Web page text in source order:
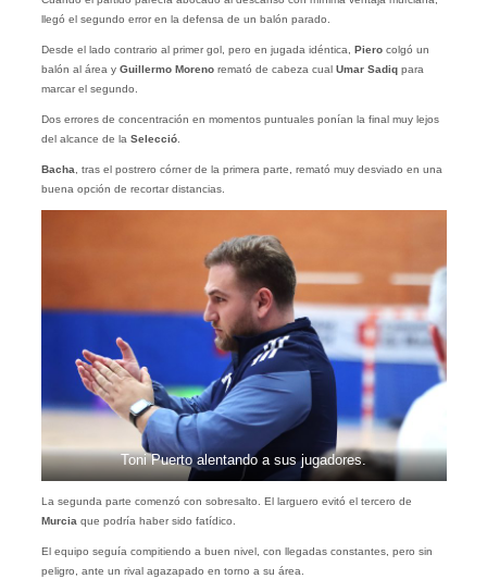
llegó el segundo error en la defensa de un balón parado.
Desde el lado contrario al primer gol, pero en jugada idéntica, Pierocolgó un
balón al área y Guillermo Morenoremató de cabeza cual Umar Sadiq para
marcar el segundo.
Dos errores de concentración en momentos puntuales ponían la final muy lejos
del alcance de la Selecció.
Bacha, tras el postrero córner de la primera parte, remató muy desviado en una
buena opción de recortar distancias.
Toni Puerto alentando a sus jugadores.
La segunda parte comenzó con sobresalto. El larguero evitó el tercero de
Murcia que podría haber sido fatídico.
El equipo seguía compitiendo a buen nivel, con llegadas constantes, pero sin
peligro, ante un rival agazapado en torno a su área.